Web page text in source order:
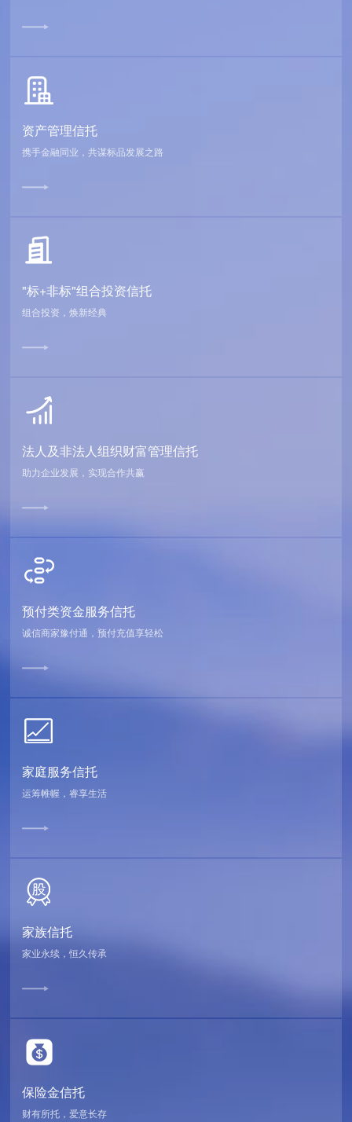
资产管理信托
携手金融同业，共谋标品发展之路
"标+非标"组合投资信托
组合投资，焕新经典
法人及非法人组织财富管理信托
助力企业发展，实现合作共赢
预付类资金服务信托
诚信商家豫付通，预付充值享轻松
家庭服务信托
运筹帷幄，睿享生活
家族信托
家业永续，恒久传承
保险金信托
财有所托，爱意长存